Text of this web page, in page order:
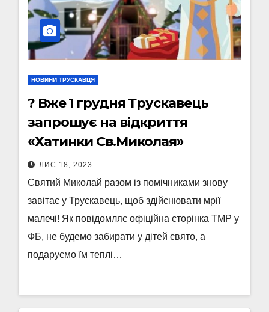
НОВИНИ ТРУСКАВЦЯ
? Вже 1 грудня Трускавець
запрошує на відкриття
«Хатинки Св.Миколая»
ЛИС 18, 2023
Святий Миколай разом із помічниками знову
завітає у Трускавець, щоб здійснювати мрії
малечі! Як повідомляє офіційна сторінка ТМР у
ФБ, не будемо забирати у дітей свято, а
подаруємо їм теплі…